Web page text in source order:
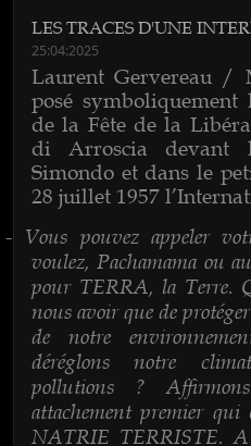
LES TRACES D'UNE
25:04:2025
Laurent Gervereau /
posé
de la Fête de la
di Arroscia devant
Simondo et dans le
28 juillet 1957
- Vous pouvez appeler
voulez, Pachamama ou
pour TERRA, la Terre.
nous avoir que de
de notre
déréglons notre
pollutions ?
attachement premier
NATRIE TERRISTE. A